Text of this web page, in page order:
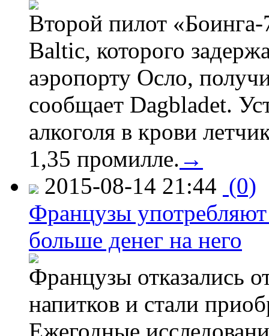
Второй пилот
Baltic, которого
аэропорту Осло,
сообщает Dagbladet.
алкоголя в крови
1,35 промилле. →
2015-08-14 21:44 (0)
Французы
больше денег на него
Французы отказались
напитков и стали
Ежегодные